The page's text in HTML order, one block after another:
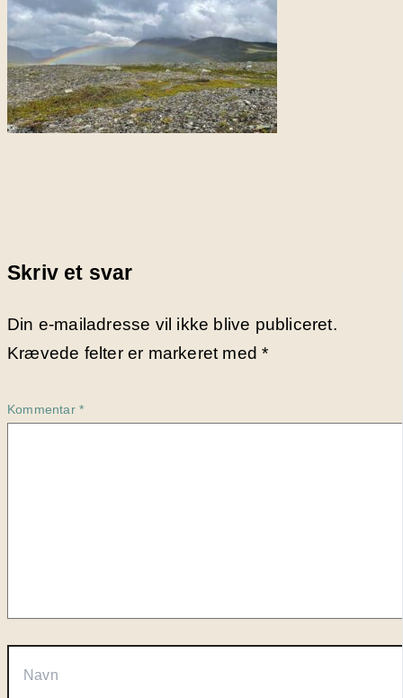
Skriv et svar
Din e-mailadresse vil ikke blive publiceret.
Krævede felter er markeret med*
Kommentar *